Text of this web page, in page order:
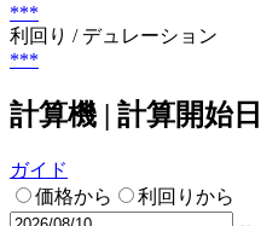
***
利回り / デュレーション
***
計算機 | 計算開始日
ガイド
価格から
利回りから